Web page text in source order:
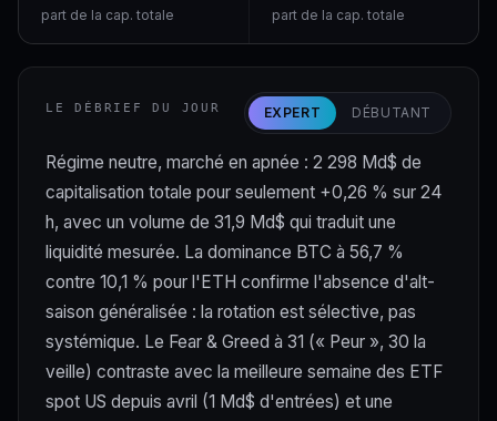
part de la cap. totale part de la cap. totale
LE DÉBRIEF DU JOUR EXPERT DÉBUTANT
Régime neutre, marché en apnée : 2 298 Md$ de
capitalisation totale pour seulement +0,26 % sur 24
h, avec un volume de 31,9 Md$ qui traduit une
liquidité mesurée. La dominance BTC à 56,7 %
contre 10,1 % pour l'ETH confirme l'absence d'alt-
saison généralisée : la rotation est sélective, pas
systémique. Le Fear & Greed à 31 (« Peur », 30 la
veille) contraste avec la meilleure semaine des ETF
spot US depuis avril (1 Md$ d'entrées) et une